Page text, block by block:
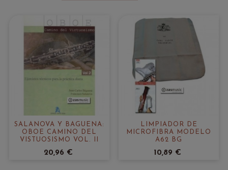
SALANOVA Y BAGUENA:
OBOE CAMINO DEL
VISTUOSISMO VOL. II
20,96 €
LIMPIADOR DE
MICROFIBRA MODELO
A62 BG
10,89 €